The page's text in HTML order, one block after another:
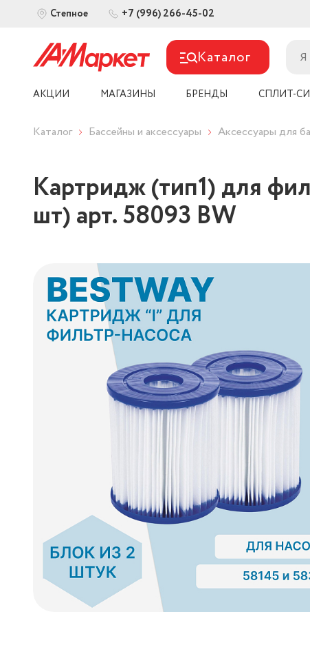
Степное +7 (996) 266-45-02
Каталог
АКЦИИ МАГАЗИНЫ БРЕНДЫ СПЛИТ-
Каталог Бассейны и аксессуары Аксессуары для
Картридж (тип1) для
шт) арт. 58093 BW